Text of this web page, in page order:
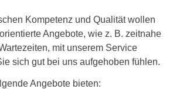
Kompetenz und Qualität wollen
Angebote, wie z. B. zeitnahe
mit unserem Service
sich gut bei uns aufgehoben fühlen.
Angebote bieten: